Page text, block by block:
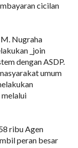
cicilan
Nugraha
_join
dengan ASDP.
umum
ribu Agen
peran besar